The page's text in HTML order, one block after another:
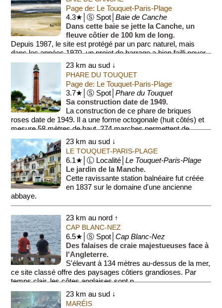
Page de: Le Touquet-Paris-Plage
4.3★│Ⓢ Spot│Baie de Canche
Dans cette baie se jette la Canche, un
fleuve côtier de 100 km de long.
Depuis 1987, le site est protégé par un parc naturel, mais
dans les années 1970, un projet de barrage a bien failli noyer
le ...
23 km au sud ↓
PHARE DU TOUQUET
Page de: Le Touquet-Paris-Plage
3.7★│Ⓢ Spot│Phare du Touquet
Sa construction date de 1949.
La construction de ce phare de briques
roses date de 1949. Il a une forme octogonale (huit côtés) et
mesure 58 mètres de haut. 274 marches permettent de
parvenir à son ...
23 km au sud ↓
LE TOUQUET-PARIS-PLAGE
6.1★│Ⓛ Localité│Le Touquet-Paris-Plage
Le jardin de la Manche.
Cette ravissante station balnéaire fut créée
en 1837 sur le domaine d'une ancienne
abbaye.
Pour viabiliser la zone sablonneuse et inondable, une forêt dut
être créée e...
23 km au nord ↑
CAP BLANC-NEZ
6.5★│Ⓢ Spot│Cap Blanc-Nez
Des falaises de craie majestueuses face à
l'Angleterre.
S'élevant à 134 mètres au-dessus de la mer,
ce site classé offre des paysages côtiers grandioses. Par
temps clair, les côtes anglaises sont n...
23 km au sud ↓
MARÉIS